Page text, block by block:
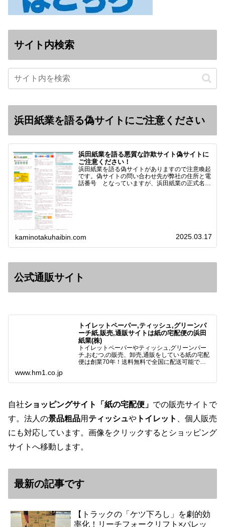
サイト内検索
浜田紙業を語る偽サイトにご注意ください
浜田紙業を語る悪質な詐欺サイト偽サイトに
ご注意ください！
浜田紙業を語る偽サイトがありますので注意喚起
です。偽サイトの問い合わせ先が弊社の住所と電
話番号 となっていますが、浜田紙業の正式名称
kaminotakuhaibin.com 2025.03.17
公式通販サイト
トイレットペーパー,ティッシュ,グリーンパ
ーチ紙,販売,通販サイトは紙の宅配便の浜田
紙業(株)
トイレットペーパーやティッシュ,グリーンパー
チ,おむつ,の販売、卸売,通販をしている紙の宅配
便は創業70年！送料無料で全国に配送可能で
様と歩んでまいりま…
www.hm1.co.jp
自社ショッピングサイト「紙の宅配便」 での販売サイトで
す。法人の景品粗品用 ティッシュや トイレット
、個人販売
にも対応しています。画像をクリックするとショッピング
サイトへ移動します。
最新の記事です
【トラックの「ケツ下ろし」を劇的効
率化！リーチフォークリフト×パレッ